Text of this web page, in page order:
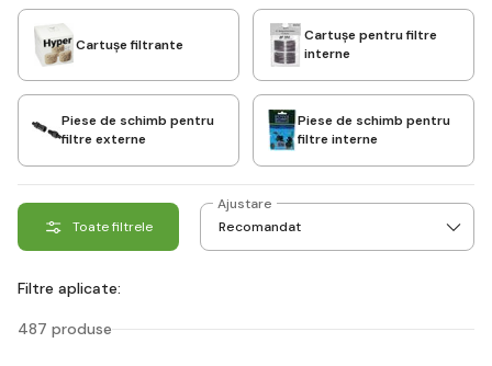
Cartușe filtrante
Cartușe pentru filtre
interne
Piese de schimb pentru
filtre externe
Piese de schimb pentru
filtre interne
Toate filtrele
Ajustare
Filtre aplicate:
487 produse